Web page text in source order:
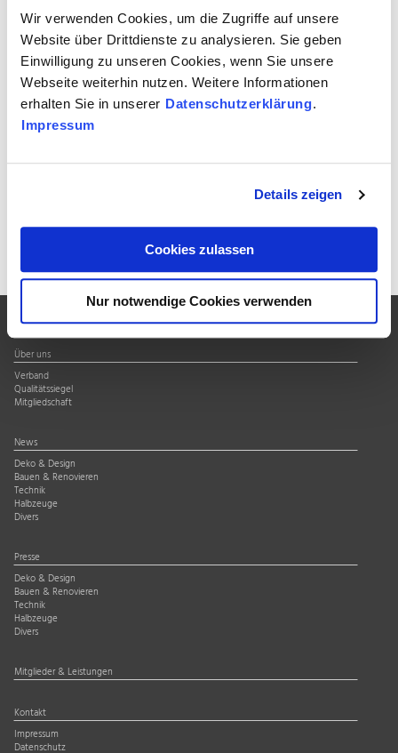
Wir verwenden Cookies, um die Zugriffe auf unsere
Website über Drittdienste zu analysieren. Sie geben
Einwilligung zu unseren Cookies, wenn Sie unsere
Webseite weiterhin nutzen. Weitere Informationen
erhalten Sie in unserer Datenschutzerklärung.
Impressum
Details zeigen
Cookies zulassen
Nur notwendige Cookies verwenden
Rostfreier Edelstahl steht für:
✔ Hohe Korrosionsbeständigkeit
✔ Hygienische, leicht zu reinigende Oberflächen
✔ Langlebigkeit und Verlässlichkeit im Einsatz
Ein Material, das hält, was es verspricht – genau dann, wenn es
darauf ankommt.
Über uns
Verband
Qualitätssiegel
Mitgliedschaft
News
Deko & Design
Bauen & Renovieren
Technik
Halbzeuge
Divers
Presse
Deko & Design
Bauen & Renovieren
Technik
Halbzeuge
Divers
Mitglieder & Leistungen
Kontakt
Impressum
Datenschutz